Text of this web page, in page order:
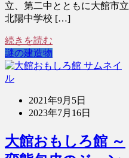
立、第二中とともに大館市立
北陽中学校 […]
続きを読む
謎の建造物
2021年9月5日
2023年7月16日
大館おもしろ館 ～